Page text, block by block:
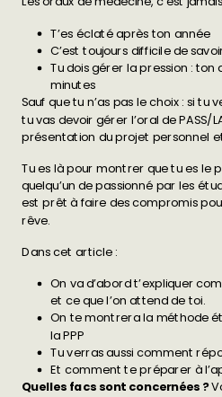
T’es éclaté après ton année
C’est toujours difficile de
Tu dois gérer la pression : ton
minutes
Sauf que tu n’as pas le choix : si tu
tu vas devoir gérer l’oral de PASS/
présentation du projet personnel
Tu es là pour montrer que tu es le
quelqu’un de passionné par les
est prêt à faire des compromis
rêve.
Dans cet article :
On va d’abord t’expliquer
et ce que l’on attend de toi.
On te montrera la méthode
la PPP
Tu verras aussi comment
Et comment te préparer à
Quelles facs sont concernées ?